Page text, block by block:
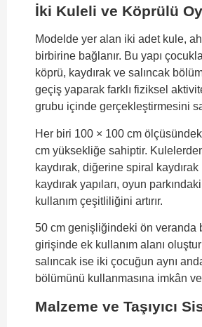
İki Kuleli ve Köprülü
Modelde yer alan iki adet kule,
birbirine bağlanır. Bu yapı
köprü, kaydırak ve salıncak
geçiş yaparak farklı fiziksel
grubu içinde gerçekleştirmesini
Her biri 100 × 100 cm
cm yüksekliğe sahiptir.
kaydırak, diğerine spiral kaydırak
kaydırak yapıları, oyun
kullanım çeşitliliğini artırır.
50 cm genişliğindeki ön veranda
girişinde ek kullanım alanı
salıncak ise iki çocuğun aynı
bölümünü kullanmasına imkân
Malzeme ve Taşıyıcı